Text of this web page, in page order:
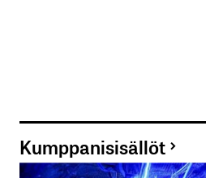
Kumppanisisällöt